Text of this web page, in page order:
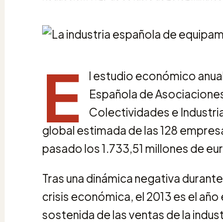
E
l estudio económico
Española de
Colectividades e
global estimada de las 128
pasado los 1.733,51 millones de
Tras una dinámica negativa
crisis económica, el 2013 es el
sostenida de las ventas de la